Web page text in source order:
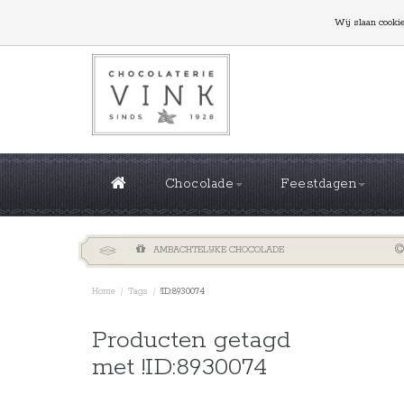
GROTE OPLAGES NODIG? NEEM CONTACT MET
Chocolade Feestdagen
AMBACHTELIJKE CHOCOLADE
Home / Tags / !ID:8930074
Producten getagd
met !ID:8930074
Wij slaan